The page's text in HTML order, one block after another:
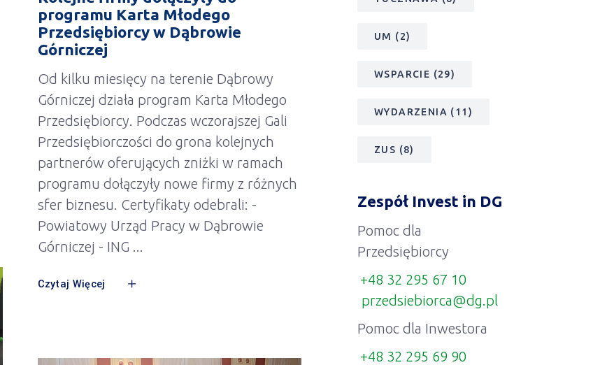
programu Karta Młodego
Przedsiębiorcy w Dąbrowie
Górniczej
Od kilku miesięcy na terenie Dąbrowy
Górniczej działa program Karta Młodego
Przedsiębiorcy. Podczas wczorajszej Gali
Przedsiębiorczości do grona kolejnych
partnerów oferujących zniżki w ramach
programu dołączyły nowe firmy z różnych
sfer biznesu. Certyfikaty odebrali: -
Powiatowy Urząd Pracy w Dąbrowie
Górniczej - ING
Czytaj Więcej
UM (2)
WSPARCIE (29)
WYDARZENIA (11)
ZUS (8)
Zespół Invest in DG
Pomoc dla
Przedsiębiorcy
+48 32 295 67 10
przedsiebiorca@dg.pl
Pomoc dla Inwestora
+48 32 295 69 90